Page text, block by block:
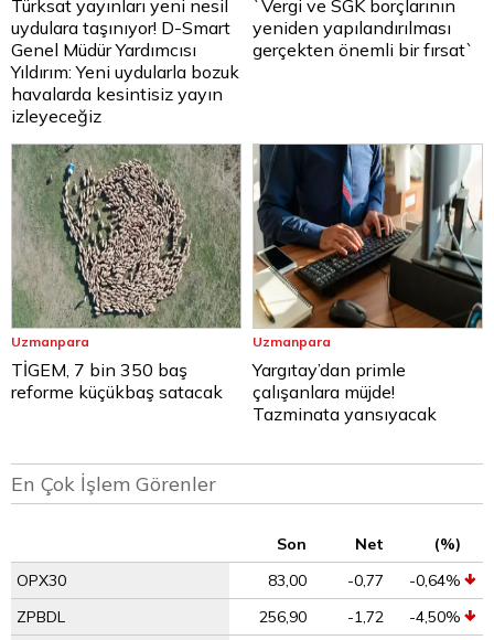
Türksat yayınları yeni nesil
uydulara taşınıyor! D-Smart
Genel Müdür Yardımcısı
Yıldırım: Yeni uydularla bozuk
havalarda kesintisiz yayın
izleyeceğiz
`Vergi ve SGK borçlarının
yeniden yapılandırılması
gerçekten önemli bir fırsat`
Uzmanpara
TİGEM, 7 bin 350 baş
reforme küçükbaş satacak
Uzmanpara
Yargıtay’dan primle
çalışanlara müjde!
Tazminata yansıyacak
En Çok İşlem Görenler
Son Net
(%)
OPX30
83,00 -0,77
-0,64%
ZPBDL
256,90 -1,72
-4,50%